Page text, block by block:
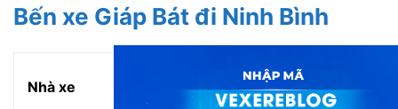
Bến xe Giáp Bát đi Ninh Bình
Nhà xe
Giá vé từ BX Giáp Bát
đi Ninh Bình
giá